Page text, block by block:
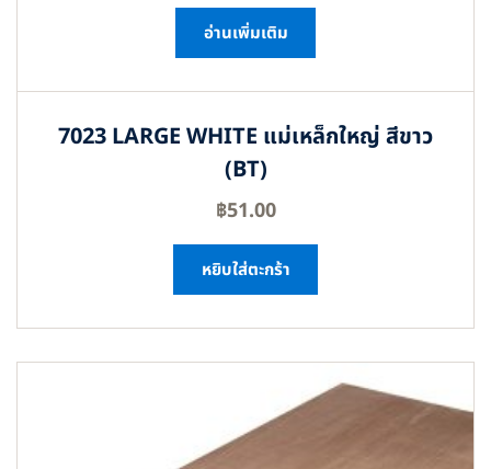
อ่านเพิ่มเติม
7023 LARGE WHITE แม่เหล็กใหญ่ สีขาว
(BT)
฿51.00
หยิบใส่ตะกร้า